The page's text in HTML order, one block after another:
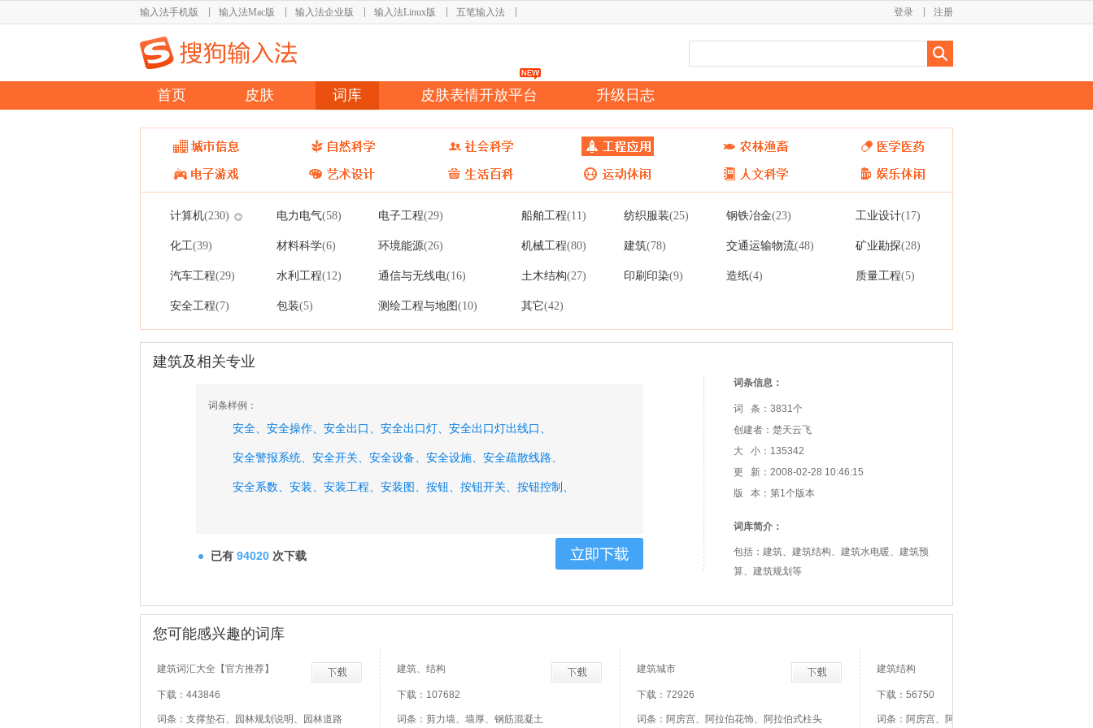
输入法手机版 输入法Mac版 输入法企业版 输入法Linux版 五笔输入法 注册
登录
首页 皮肤 词库 皮肤表情开放平台 升级日志
计算机(230) 电力电气(58) 电子工程(29) 船舶工程(11) 纺织服装(25) 钢铁冶金(23) 工业设计(17)
化工(39) 材料科学(6) 环境能源(26) 机械工程(80) 建筑(78) 交通运输物流(48) 矿业勘探(28)
汽车工程(29) 水利工程(12) 通信与无线电(16) 土木结构(27) 印刷印染(9) 造纸(4) 质量工程(5)
安全工程(7) 包装(5) 测绘工程与地图(10) 其它(42)
建筑及相关专业
词条样例：
安全、 安全操作、 安全出口、 安全出口灯、 安全出口灯出线口、
安全警报系统、 安全开关、 安全设备、 安全设施、 安全疏散线路、
安全系数、 安装、 安装工程、 安装图、 按钮、 按钮开关、 按钮控制、
已有 94020 次下载
词条信息：
词 条：3831个
创建者：楚天云飞
大 小：135342
更 新：2008-02-28 10:46:15
版 本：第1个版本
词库简介：
包括：建筑、建筑结构、建筑水电暖、建筑预
算、建筑规划等
您可能感兴趣的词库
建筑词汇大全【官方推荐】
下载：443846
词条：支撑垫石、园林规划说明、园林道路
建筑、结构
下载：107682
词条：剪力墙、墙厚、钢筋混凝土
建筑城市
下载：72926
词条：阿房宫、阿拉伯花饰、阿拉伯式柱头
建筑结构
下载：56750
词条：阿房宫、阿拉伯花饰、阿拉伯式柱头